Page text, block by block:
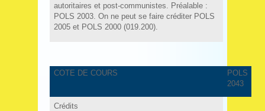
autoritaires et post-communistes. Préalable :
POLS 2003. On ne peut se faire créditer POLS
2005 et POLS 2000 (019.200).
COTE DE COURS
POLS
2043
Crédits